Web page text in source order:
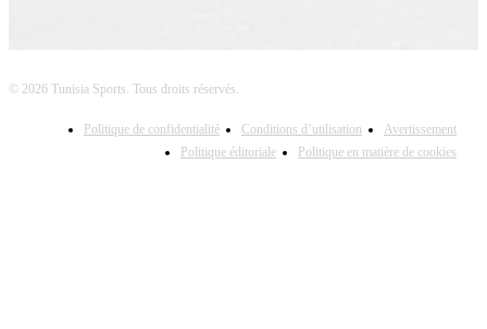
© 2026 Tunisia Sports. Tous droits réservés.
Politique de confidentialité Conditions d’utilisation
Avertissement
Politique éditoriale
Politique en matière de cookies